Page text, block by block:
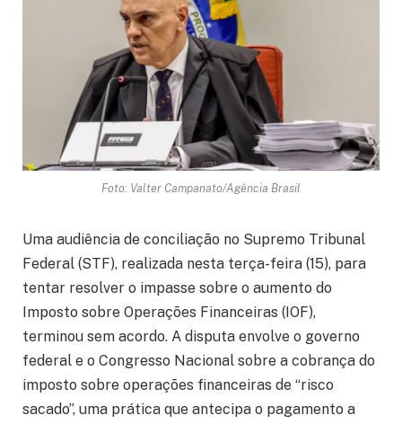
Foto: Valter Campanato/Agência Brasil
Uma audiência de conciliação no Supremo Tribunal
Federal (STF), realizada nesta terça-feira (15), para
tentar resolver o impasse sobre o aumento do
Imposto sobre Operações Financeiras (IOF),
terminou sem acordo. A disputa envolve o governo
federal e o Congresso Nacional sobre a cobrança do
imposto sobre operações financeiras de “risco
sacado”, uma prática que antecipa o pagamento a